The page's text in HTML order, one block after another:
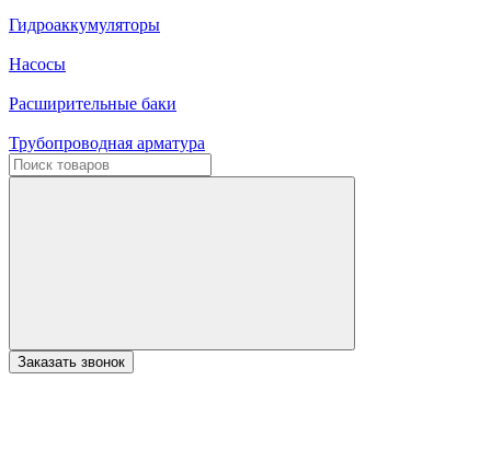
Гидроаккумуляторы
Насосы
Расширительные баки
Трубопроводная арматура
Заказать звонок